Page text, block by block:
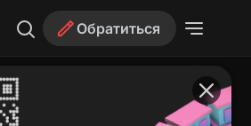
Обратиться